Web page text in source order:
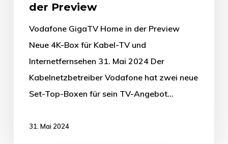
der Preview
Vodafone GigaTV Home in der Preview
Neue 4K-Box für Kabel-TV und
Internetfernsehen 31. Mai 2024 Der
Kabelnetzbetreiber Vodafone hat zwei neue
Set-Top-Boxen für sein TV-Angebot…
31. Mai 2024